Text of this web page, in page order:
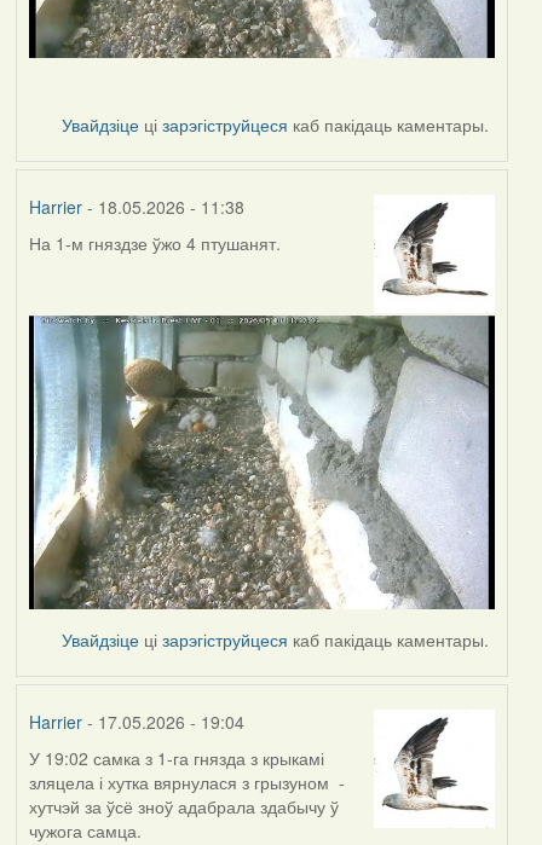
Увайдзіце цізарэгіструйцеся каб пакідаць каментары.
Harrier- 18.05.2026 - 11:38
На 1-м гняздзе ўжо 4 птушанят.
Увайдзіце цізарэгіструйцеся каб пакідаць каментары.
Harrier- 17.05.2026 - 19:04
У 19:02 самка з 1-га гнязда з крыкамі
зляцела і хутка вярнулася з грызуном -
хутчэй за ўсё зноў адабрала здабычу ў
чужога самца.